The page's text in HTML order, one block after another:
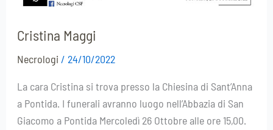
Cristina Maggi
Necrologi / 24/10/2022
La cara Cristina si trova presso la Chiesina di Sant’Anna
a Pontida. I funerali avranno luogo nell’Abbazia di San
Giacomo a Pontida Mercoledì 26 Ottobre alle ore 15,00.